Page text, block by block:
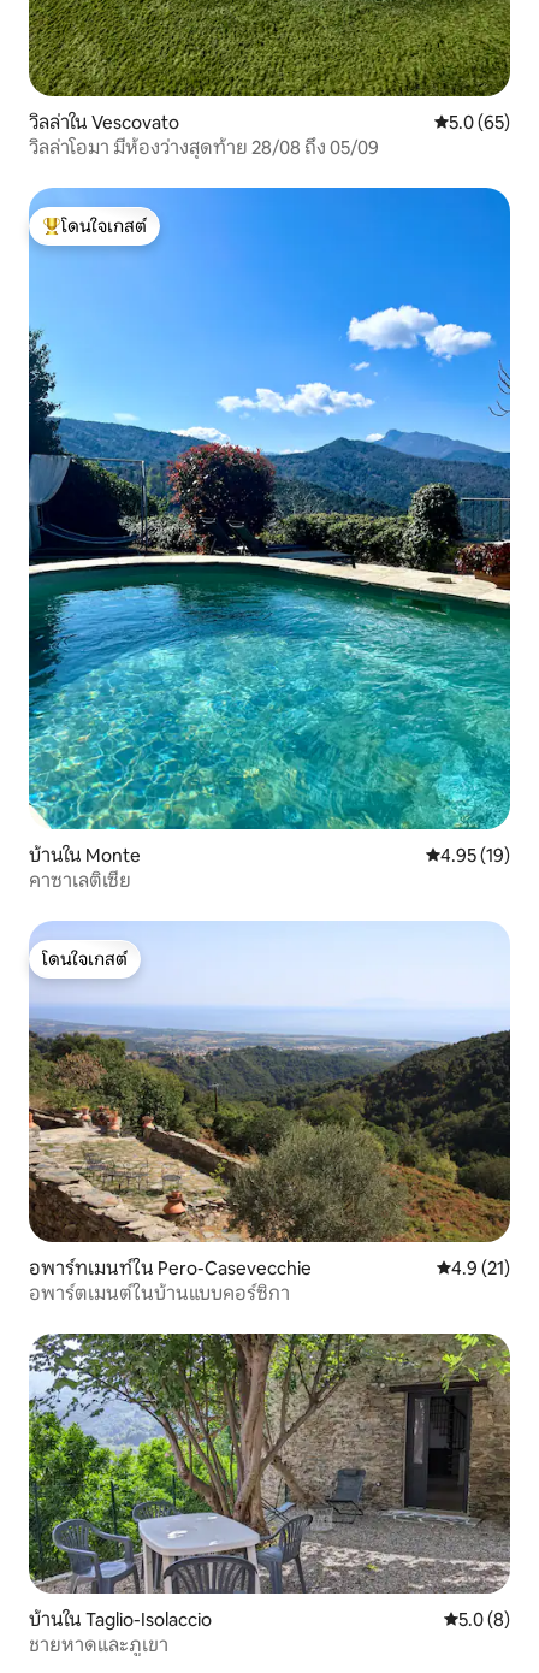
วิลล่าใน Vescovato คะแนนเฉลี่ย
5.0 (65)
วิลล่าโอมา มีห้องว่างสุดท้าย 28/08 ถึง 05/09
โดนใจเกสต์ที่สุด
โดนใจเกสต์
บ้านใน Monte คะแนนเฉลี่ย
4.95 (19)
คาซาเลติเซีย
โดนใจเกสต์
โดนใจเกสต์
อพาร์ทเมนท์ใน Pero-Casevecchie คะแนนเฉลี่ย
4.9 (21)
อพาร์ตเมนต์ในบ้านแบบคอร์ซิกา
บ้านใน Taglio-Isolaccio คะแนนเฉลี่
5.0 (8)
ชายหาดและภูเขา